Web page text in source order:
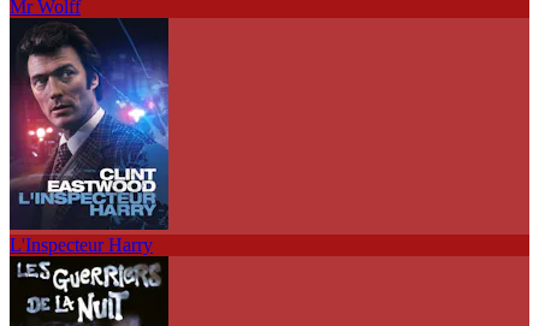
Mr Wolff
L'Inspecteur Harry